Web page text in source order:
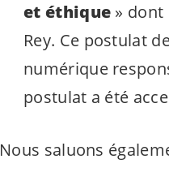
et éthique » dont
Rey. Ce postulat
numérique
postulat a été
Nous saluons